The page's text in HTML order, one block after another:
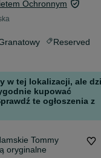
Ochronnym
Reserved
w tej lokalizacji, ale
kupować
te ogłoszenia z
Tommy
oryginalne